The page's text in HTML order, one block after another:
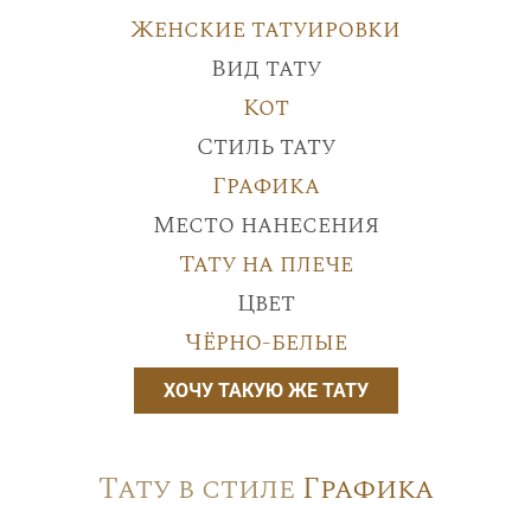
Женские татуировки
Вид тату
Кот
Стиль тату
Графика
Место нанесения
Тату на плече
Цвет
Чёрно-белые
ХОЧУ ТАКУЮ ЖЕ ТАТУ
Тату в стиле Графика